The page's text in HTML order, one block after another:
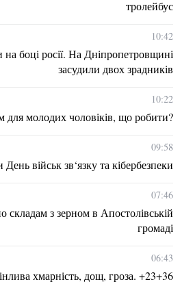
тролейбус
10:42
боці росії. На Дніпропетровщині
засудили двох зрадників
10:22
для молодих чоловіків, що робити?
09:58
військ зв‘язку та кібербезпеки
07:46
складам з зерном в Апостолівській
громаді
06:43
хмарність, дощ, гроза. +23+36